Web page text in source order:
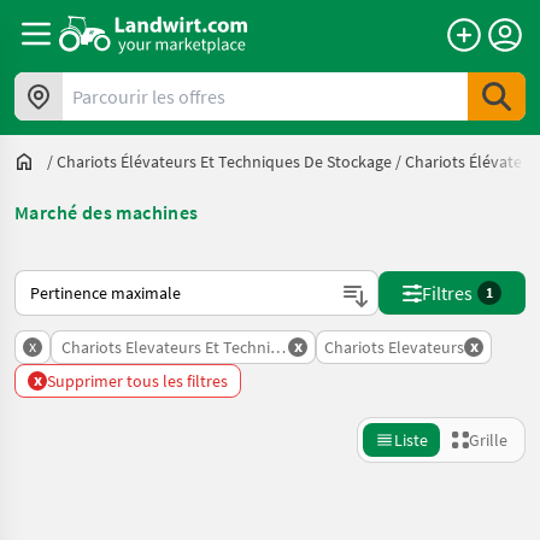
Parcourir les offres
/Chariots Élévateurs Et Techniques De Stockage /Chariots
Marché des machines
Voici comment les annonces sont triées sur Landwirt.com
Filtres 1
x Chariots Elevateurs Et Techniques De Stockage
x Chariots Elevateurs x
x Supprimer tous les filtres
Liste Grille